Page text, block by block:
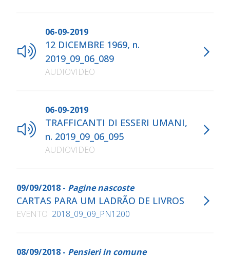
06-09-2019
12 DICEMBRE 1969, n.
2019_09_06_089
AUDIOVIDEO
06-09-2019
TRAFFICANTI DI ESSERI UMANI,
n. 2019_09_06_095
AUDIOVIDEO
09/09/2018 - Pagine nascoste
CARTAS PARA UM LADRÃO DE LIVROS
EVENTO 2018_09_09_PN1200
08/09/2018 - Pensieri in comune